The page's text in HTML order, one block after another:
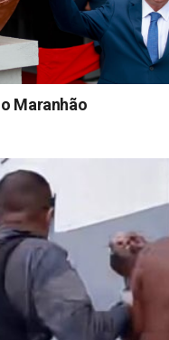
Maranhão